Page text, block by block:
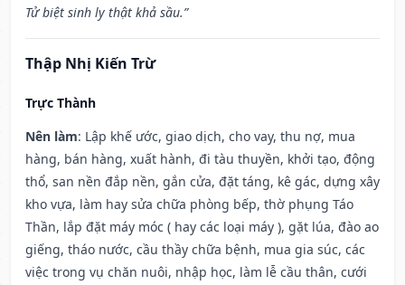
Tử biệt sinh ly thật khả sầu.”
Thập Nhị Kiến Trừ
Trực Thành
Nên làm: Lập khế ước, giao dịch, cho vay, thu nợ, mua
hàng, bán hàng, xuất hành, đi tàu thuyền, khởi tạo, động
thổ, san nền đắp nền, gắn cửa, đặt táng, kê gác, dựng xây
kho vựa, làm hay sửa chữa phòng bếp, thờ phụng Táo
Thần, lắp đặt máy móc ( hay các loại máy ), gặt lúa, đào ao
giếng, tháo nước, cầu thầy chữa bệnh, mua gia súc, các
việc trong vụ chăn nuôi, nhập học, làm lễ cầu thân, cưới